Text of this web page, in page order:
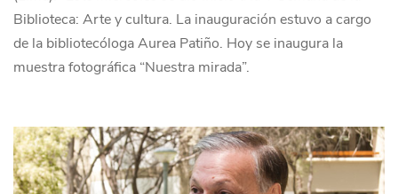
Biblioteca: Arte y cultura. La inauguración estuvo a cargo
de la bibliotecóloga Aurea Patiño. Hoy se inaugura la
muestra fotográfica “Nuestra mirada”.